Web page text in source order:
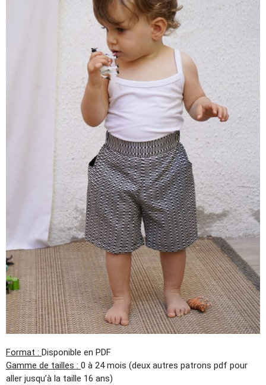
Format : Disponible en PDF
Gamme de tailles : 0 à 24 mois (deux autres patrons pdf pour
aller jusqu’à la taille 16 ans)